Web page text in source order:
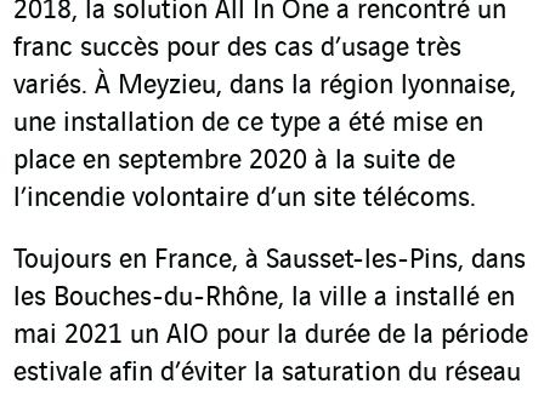
2018, la solution All In One a rencontré un
franc succès pour des cas d’usage très
variés. À Meyzieu, dans la région lyonnaise,
une installation de ce type a été mise en
place en septembre 2020 à la suite de
l’incendie volontaire d’un site télécoms.
Toujours en France, à Sausset-les-Pins, dans
les Bouches-du-Rhône, la ville a installé en
mai 2021 un AIO pour la durée de la période
estivale afin d’éviter la saturation du réseau